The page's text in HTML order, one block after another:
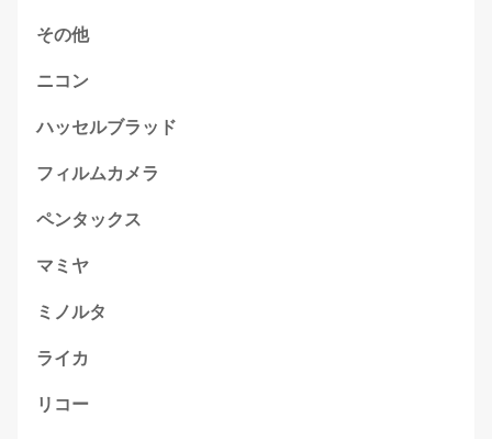
その他
ニコン
ハッセルブラッド
フィルムカメラ
ペンタックス
マミヤ
ミノルタ
ライカ
リコー